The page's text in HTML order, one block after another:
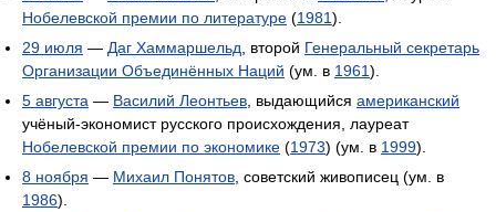
Нобелевской премии по литературе (1981).
29 июля — Даг Хаммаршельд , второй Генеральный секретарь
Организации Объединённых Наций (ум. в 1961).
5 августа — Василий Леонтьев , выдающийся американский
учёный-экономист русского происхождения, лауреат
Нобелевской премии по экономике (1973) (ум. в 1999).
8 ноября — Михаил Понятов , советский живописец (ум. в
1986).